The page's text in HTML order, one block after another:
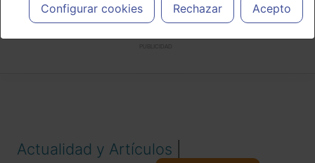
cada caso concreto, el tratamiento más adecuado a las
necesidades del paciente.
Configurar cookies Rechazar Acepto
Actualidad y Artículos